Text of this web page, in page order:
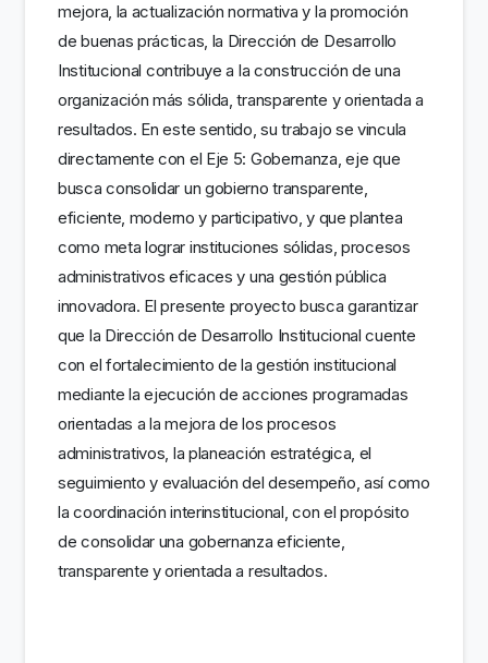
mejora, la actualización normativa y la promoción
de buenas prácticas, la Dirección de Desarrollo
Institucional contribuye a la construcción de una
organización más sólida, transparente y orientada a
resultados. En este sentido, su trabajo se vincula
directamente con el Eje 5: Gobernanza, eje que
busca consolidar un gobierno transparente,
eficiente, moderno y participativo, y que plantea
como meta lograr instituciones sólidas, procesos
administrativos eficaces y una gestión pública
innovadora. El presente proyecto busca garantizar
que la Dirección de Desarrollo Institucional cuente
con el fortalecimiento de la gestión institucional
mediante la ejecución de acciones programadas
orientadas a la mejora de los procesos
administrativos, la planeación estratégica, el
seguimiento y evaluación del desempeño, así como
la coordinación interinstitucional, con el propósito
de consolidar una gobernanza eficiente,
transparente y orientada a resultados.